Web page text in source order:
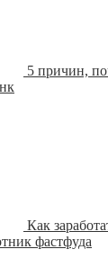
5 причин,
Как
фастфуда